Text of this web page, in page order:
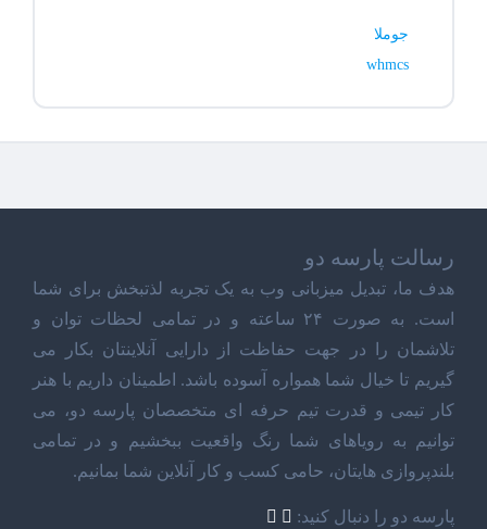
جوملا
whmcs
رسالت پارسه دو
هدف ما، تبدیل میزبانی وب به یک تجربه لذتبخش برای شما
است. به صورت ۲۴ ساعته و در تمامی لحظات توان و
تلاشمان را در جهت حفاظت از دارایی آنلاینتان بکار می
گیریم تا خیال شما همواره آسوده باشد. اطمینان داریم با هنر
کار تیمی و قدرت تیم حرفه ای متخصصان پارسه دو، می
توانیم به رویاهای شما رنگ واقعیت ببخشیم و در تمامی
بلندپروازی هایتان، حامی کسب و کار آنلاین شما بمانیم.
پارسه دو را دنبال کنید: